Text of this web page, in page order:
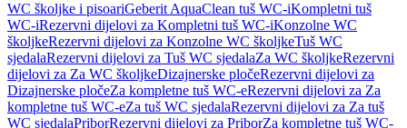
WC školjke i pisoariGeberit AquaClean tuš WC-iKompletni tuš
WC-iRezervni dijelovi za Kompletni tuš WC-iKonzolne WC
školjkeRezervni dijelovi za Konzolne WC školjkeTuš WC
sjedalaRezervni dijelovi za Tuš WC sjedalaZa WC školjkeRezervni
dijelovi za Za WC školjkeDizajnerske pločeRezervni dijelovi za
Dizajnerske pločeZa kompletne tuš WC-eRezervni dijelovi za Za
kompletne tuš WC-eZa tuš WC sjedalaRezervni dijelovi za Za tuš
WC sjedalaPriborRezervni dijelovi za PriborZa kompletne tuš WC-